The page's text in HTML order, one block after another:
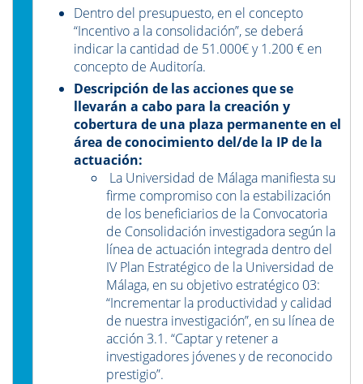
Dentro del presupuesto, en el concepto
“Incentivo a la consolidación”, se deberá
indicar la cantidad de 51.000€ y 1.200 € en
concepto de Auditoría.
Descripción de las acciones que se
llevarán a cabo para la creación y
cobertura de una plaza permanente en el
área de conocimiento del/de la IP de la
actuación:
La Universidad de Málaga manifiesta su
firme compromiso con la estabilización
de los beneficiarios de la Convocatoria
de Consolidación investigadora según la
línea de actuación integrada dentro del
IV Plan Estratégico de la Universidad de
Málaga, en su objetivo estratégico 03:
“Incrementar la productividad y calidad
de nuestra investigación”, en su línea de
acción 3.1. “Captar y retener a
investigadores jóvenes y de reconocido
prestigio”.